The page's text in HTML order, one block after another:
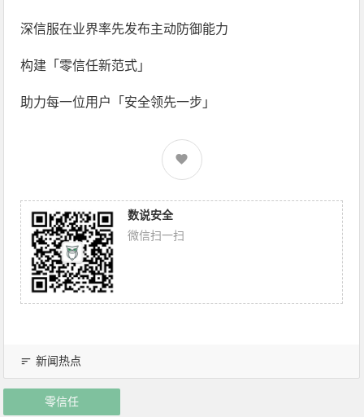
深信服在业界率先发布主动防御能力
构建「零信任新范式」
助力每一位用户「安全领先一步」
数说安全
微信扫一扫
新闻热点
零信任